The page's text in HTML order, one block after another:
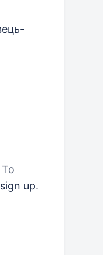
sign up.